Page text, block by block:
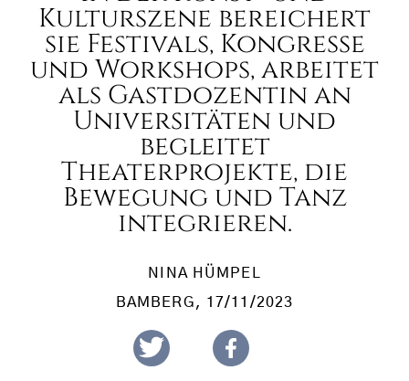
Kulturszene bereichert
sie Festivals, Kongresse
und Workshops, arbeitet
als Gastdozentin an
Universitäten und
begleitet
Theaterprojekte, die
Bewegung und Tanz
integrieren.
NINA HÜMPEL
BAMBERG , 17/11/2023